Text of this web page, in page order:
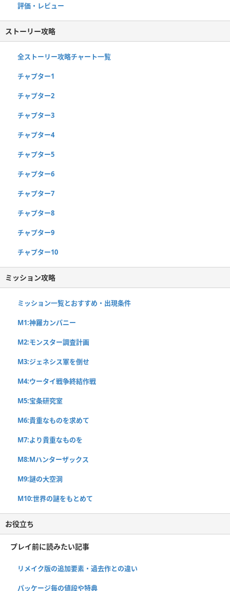
評価・レビュー
ストーリー攻略
全ストーリー攻略チャート一覧
チャプター1
チャプター2
チャプター3
チャプター4
チャプター5
チャプター6
チャプター7
チャプター8
チャプター9
チャプター10
ミッション攻略
ミッション一覧とおすすめ・出現条件
M1:神羅カンパニー
M2:モンスター調査計画
M3:ジェネシス軍を倒せ
M4:ウータイ戦争終結作戦
M5:宝条研究室
M6:貴重なものを求めて
M7:より貴重なものを
M8:Mハンターザックス
M9:謎の大空洞
M10:世界の謎をもとめて
お役立ち
プレイ前に読みたい記事
リメイク版の追加要素・過去作との違い
パッケージ毎の値段や特典